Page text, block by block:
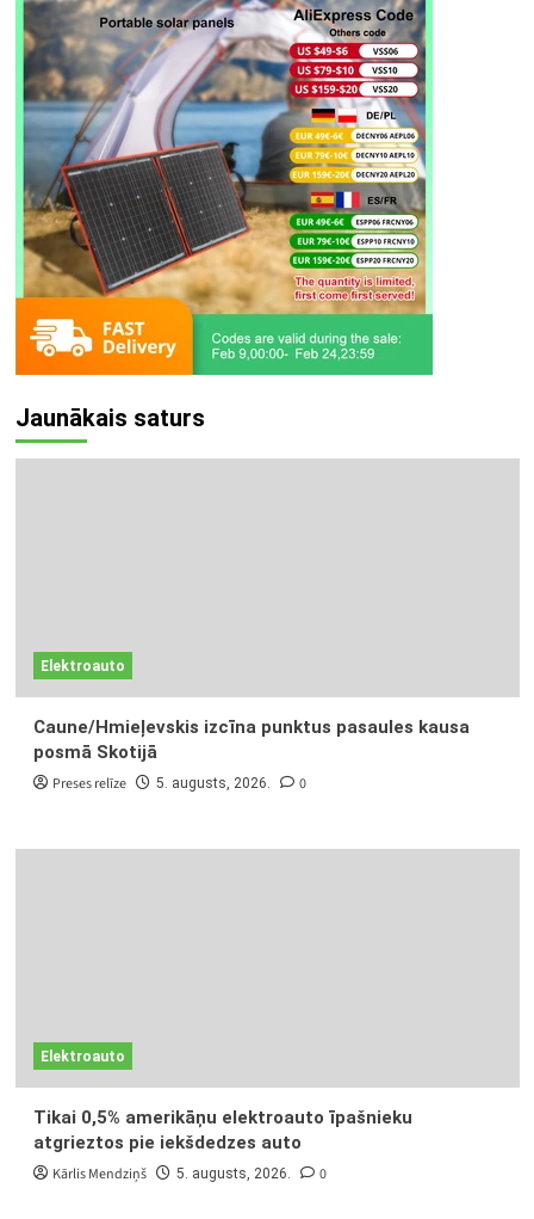
Jaunākais saturs
Elektroauto
Caune/Hmieļevskis izcīna punktus pasaules kausa
posmā Skotijā
Preses relīze 5. augusts, 2026. 0
Elektroauto
Tikai 0,5% amerikāņu elektroauto īpašnieku
atgrieztos pie iekšdedzes auto
Kārlis Mendziņš 5. augusts, 2026. 0